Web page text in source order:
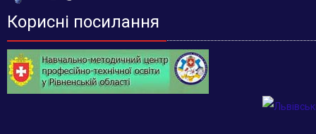
Корисні посилання